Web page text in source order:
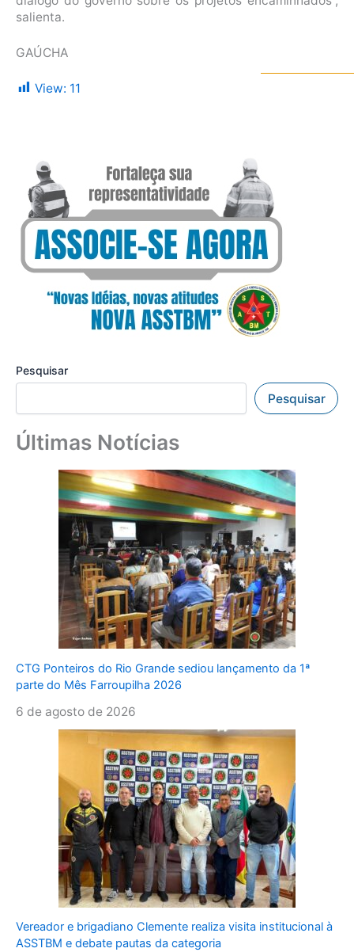
salienta.
GAÚCHA
View: 11
Pesquisar
Pesquisar
Últimas Notícias
CTG Ponteiros do Rio Grande sediou lançamento da 1ª
parte do Mês Farroupilha 2026
6 de agosto de 2026
Vereador e brigadiano Clemente realiza visita institucional à
ASSTBM e debate pautas da categoria